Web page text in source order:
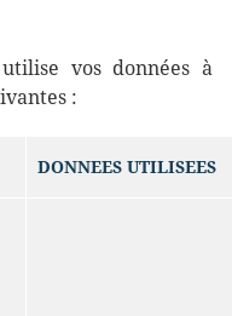
vos données à
:
DONNEES UTILISEES